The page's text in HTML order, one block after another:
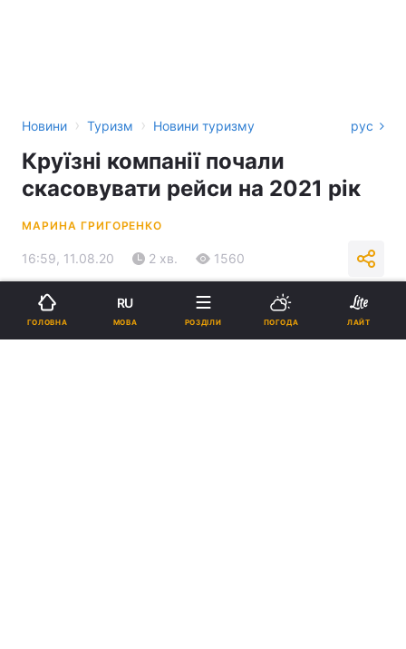
Новини › Туризм › Новини туризму рус
Круїзні компанії почали
скасовувати рейси на 2021 рік
МАРИНА ГРИГОРЕНКО
16:59, 11.08.20 2 хв. 1560
Підпишіться на нас в Google
ГОЛОВНА
RU
МОВА РОЗДІЛИ ПОГОДА ЛАЙТ